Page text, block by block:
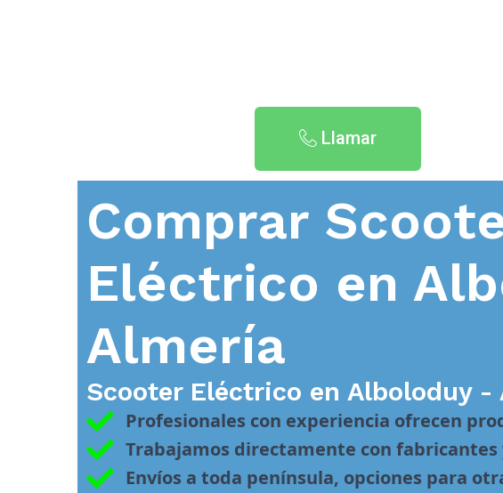
Llamar
Comprar
Eléctrico en
Almería
Scooter Eléctrico en Alboloduy -
Profesionales con experiencia ofrecen
Trabajamos directamente con
Envíos a toda península, opciones para